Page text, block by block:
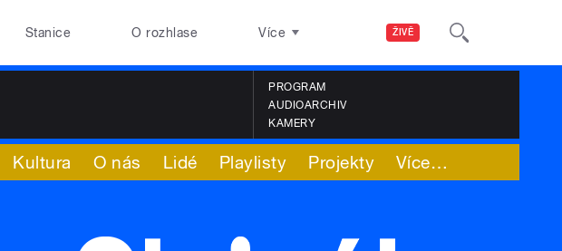
ŽIVĚ
Stanice O rozhlase Více
PROGRAM
AUDIOARCHIV
KAMERY
Kultura O nás Lidé Playlisty Projekty Více…